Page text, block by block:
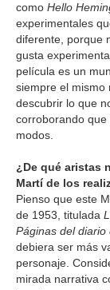
como Hello
experimentales
diferente, porque
gusta
película es un
siempre el mismo
descubrir lo que
corroborando
modos.
¿De qué aristas
Martí de los
Pienso que este
de 1953, titulada
Páginas del
debiera ser más
personaje.
mirada narrativa